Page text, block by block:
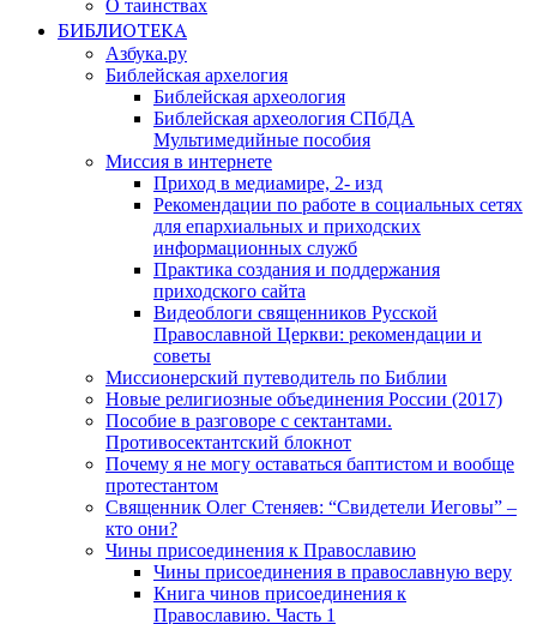
О таинствах
БИБЛИОТЕКА
Азбука.ру
Библейская архелогия
Библейская археология
Библейская археология СПбДА
Мультимедийные пособия
Миссия в интернете
Приход в медиамире, 2- изд
Рекомендации по работе в социальных сетях
для епархиальных и приходских
информационных служб
Практика создания и поддержания
приходского сайта
Видеоблоги священников Русской
Православной Церкви: рекомендации и
советы
Миссионерский путеводитель по Библии
Новые религиозные объединения России (2017)
Пособие в разговоре с сектантами.
Противосектантский блокнот
Почему я не могу оставаться баптистом и вообще
протестантом
Священник Олег Стеняев: “Свидетели Иеговы” –
кто они?
Чины присоединения к Православию
Чины присоединения в православную веру
Книга чинов присоединения к
Православию. Часть 1